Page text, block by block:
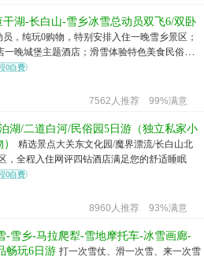
湖-长白山-雪乡冰雪总动员双飞6/双卧
员，纯玩0购物，特别安排入住一晚雪乡景区；
一晚城堡主题酒店；滑雪体验特色美食民俗体
0自费
7562人推荐 99%满意
湖/二道白河/民俗园5日游（独立私家小
精选景点大关东文化园/魔界漂流/长白山北
，全程入住网评四钻酒店满足您的舒适睡眠
0自费
8960人推荐 93%满意
-雪乡-马拉爬犁-雪地摩托车-冰雪画廊-
畅玩6日游 打一次雪仗、滑一次雪、来一次雪